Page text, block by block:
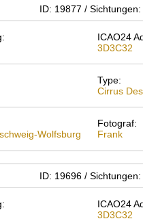
ID: 19877 /
ICAO24
3D3C32
Type:
Cirrus
Wolfsburg
Fotograf:
Frank
ID: 19696 /
ICAO24
3D3C32